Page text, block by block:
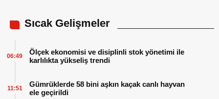
Sıcak Gelişmeler
Ölçek ekonomisi ve disiplinli stok yönetimi ile
karlılıkta yükseliş trendi
06:49
Gümrüklerde 58 bini aşkın kaçak canlı hayvan
ele geçirildi
11:51